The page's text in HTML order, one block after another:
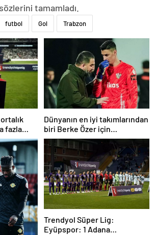
tamamladı.
futbol Gol Trabzon
fazla
Dünyanın en iyi takımlarından
biri Berke Özer için
İstanbul’da
Trendyol Süper Lig:
Eyüpspor: 1 Adana